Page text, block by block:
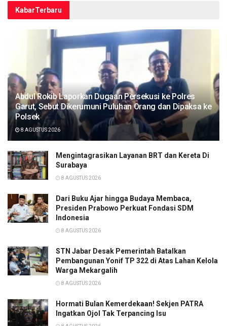
KabarTerbaru
Abdul Rokib Laporkan Dugaan Persekusi ke Polres
Garut, Sebut Dikerumuni Puluhan Orang dan Dipaksa ke
Polsek
8 AGUSTUS 2026
Mengintagrasikan Layanan BRT dan Kereta Di
Surabaya
8 AGUSTUS 2026
Dari Buku Ajar hingga Budaya Membaca,
Presiden Prabowo Perkuat Fondasi SDM
Indonesia
8 AGUSTUS 2026
STN Jabar Desak Pemerintah Batalkan
Pembangunan Yonif TP 322 di Atas Lahan Kelola
Warga Mekargalih
8 AGUSTUS 2026
Hormati Bulan Kemerdekaan! Sekjen PATRA
Ingatkan Ojol Tak Terpancing Isu